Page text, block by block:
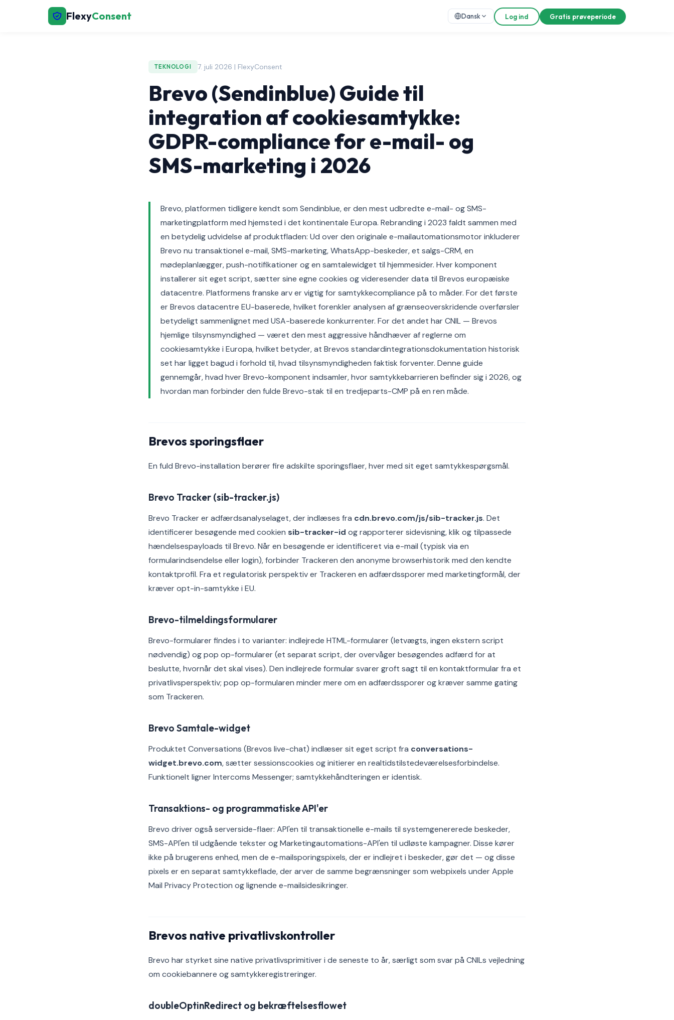
FlexyConsent Dansk Log ind Gratis prøveperiode
TEKNOLOGI 7. juli 2026 | FlexyConsent
Brevo (Sendinblue) Guide til
integration af cookiesamtykke:
GDPR-compliance for e-mail- og
SMS-marketing i 2026
Brevo, platformen tidligere kendt som Sendinblue, er den mest udbredte e-mail- og SMS-
marketingplatform med hjemsted i det kontinentale Europa. Rebranding i 2023 faldt sammen med
en betydelig udvidelse af produktfladen: Ud over den originale e-mailautomationsmotor inkluderer
Brevo nu transaktionel e-mail, SMS-marketing, WhatsApp-beskeder, et salgs-CRM, en
mødeplanlægger, push-notifikationer og en samtalewidget til hjemmesider. Hver komponent
installerer sit eget script, sætter sine egne cookies og videresender data til Brevos europæiske
datacentre. Platformens franske arv er vigtig for samtykkecompliance på to måder. For det første
er Brevos datacentre EU-baserede, hvilket forenkler analysen af grænseoverskridende overførsler
betydeligt sammenlignet med USA-baserede konkurrenter. For det andet har CNIL — Brevos
hjemlige tilsynsmyndighed — været den mest aggressive håndhæver af reglerne om
cookiesamtykke i Europa, hvilket betyder, at Brevos standardintegrationsdokumentation historisk
set har ligget bagud i forhold til, hvad tilsynsmyndigheden faktisk forventer. Denne guide
gennemgår, hvad hver Brevo-komponent indsamler, hvor samtykkebarrieren befinder sig i 2026, og
hvordan man forbinder den fulde Brevo-stak til en tredjeparts-CMP på en ren måde.
Brevos sporingsflaer
En fuld Brevo-installation berører fire adskilte sporingsflaer, hver med sit eget samtykkespørgsmål.
Brevo Tracker (sib-tracker.js)
Brevo Tracker er adfærdsanalyselaget, der indlæses fra cdn.brevo.com/js/sib-tracker.js. Det
identificerer besøgende med cookien sib-tracker-id og rapporterer sidevisning, klik og tilpassede
hændelsespayloads til Brevo. Når en besøgende er identificeret via e-mail (typisk via en
formularindsendelse eller login), forbinder Trackeren den anonyme browserhistorik med den kendte
kontaktprofil. Fra et regulatorisk perspektiv er Trackeren en adfærdssporer med marketingformål, der
kræver opt-in-samtykke i EU.
Brevo-tilmeldingsformularer
Brevo-formularer findes i to varianter: indlejrede HTML-formularer (letvægts, ingen ekstern script
nødvendig) og pop op-formularer (et separat script, der overvåger besøgendes adfærd for at
beslutte, hvornår det skal vises). Den indlejrede formular svarer groft sagt til en kontaktformular fra et
privatlivsperspektiv; pop op-formularen minder mere om en adfærdssporer og kræver samme gating
som Trackeren.
Brevo Samtale-widget
Produktet Conversations (Brevos live-chat) indlæser sit eget script fra conversations-
widget.brevo.com, sætter sessionscookies og initierer en realtidstilstedeværelsesforbindelse.
Funktionelt ligner Intercoms Messenger; samtykkehåndteringen er identisk.
Transaktions- og programmatiske API'er
Brevo driver også serverside-flaer: API'en til transaktionelle e-mails til systemgenererede beskeder,
SMS-API'en til udgående tekster og Marketingautomations-API'en til udløste kampagner. Disse kører
ikke på brugerens enhed, men de e-mailsporingspixels, der er indlejret i beskeder, gør det — og disse
pixels er en separat samtykkeflade, der arver de samme begrænsninger som webpixels under Apple
Mail Privacy Protection og lignende e-mailsidesikringer.
Brevos native privatlivskontroller
Brevo har styrket sine native privatlivsprimitiver i de seneste to år, særligt som svar på CNILs vejledning
om cookiebannere og samtykkeregistreringer.
doubleOptinRedirect og bekræftelsesflowet